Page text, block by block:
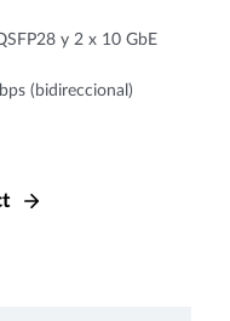
y 2 x 10 GbE
(bidireccional)